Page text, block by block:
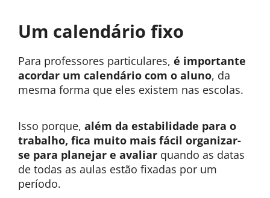
Um calendário fixo
Para professores particulares, é importante
acordar um calendário com o aluno, da
mesma forma que eles existem nas escolas.
Isso porque, além da estabilidade para o
trabalho, fica muito mais fácil organizar-
se para planejar e avaliar quando as datas
de todas as aulas estão fixadas por um
período.